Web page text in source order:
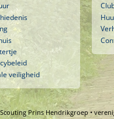
veiligheid
Prins Hendrikgroep •